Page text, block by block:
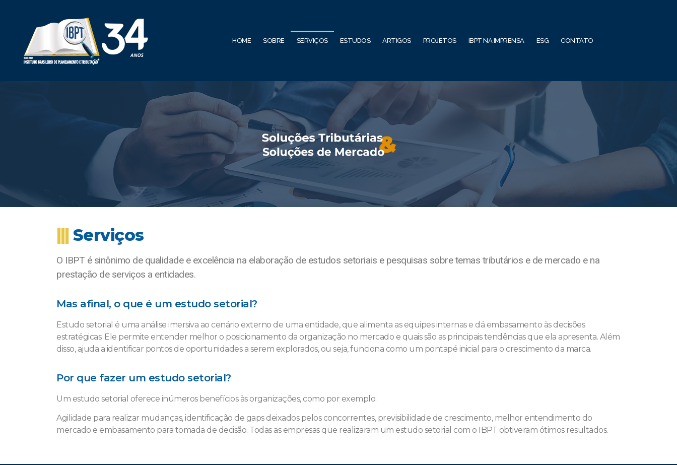
HOME SOBRE SERVIÇOS ESTUDOS ARTIGOS PROJETOS IBPT NA IMPRENSA ESG CONTATO
|||Serviços
O IBPT é sinônimo de qualidade e excelência na elaboração de estudos setoriais e pesquisas sobre temas tributários e de mercado e na
prestação de serviços a entidades.
Mas afinal, o que é um estudo setorial?
Estudo setorial é uma análise imersiva ao cenário externo de uma entidade, que alimenta as equipes internas e dá embasamento às decisões
estratégicas. Ele permite entender melhor o posicionamento da organização no mercado e quais são as principais tendências que ela apresenta. Além
disso, ajuda a identificar pontos de oportunidades a serem explorados, ou seja, funciona como um pontapé inicial para o crescimento da marca.
Por que fazer um estudo setorial?
Um estudo setorial oferece inúmeros benefícios às organizações, como por exemplo:
Agilidade para realizar mudanças, identificação de gaps deixados pelos concorrentes, previsibilidade de crescimento, melhor entendimento do
mercado e embasamento para tomada de decisão. Todas as empresas que realizaram um estudo setorial com o IBPT obtiveram ótimos resultados.